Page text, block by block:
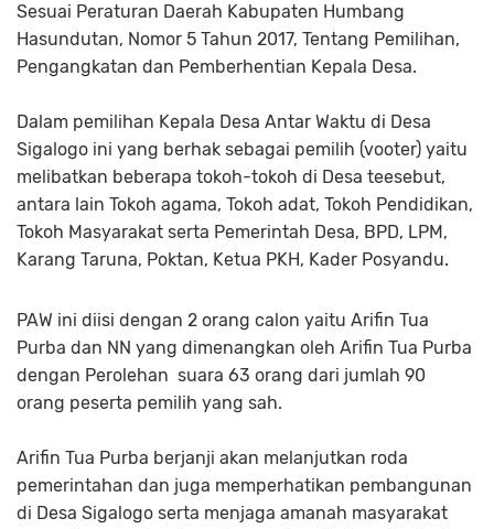
Sesuai Peraturan Daerah Kabupaten Humbang
Hasundutan, Nomor 5 Tahun 2017, Tentang Pemilihan,
Pengangkatan dan Pemberhentian Kepala Desa.
Dalam pemilihan Kepala Desa Antar Waktu di Desa
Sigalogo ini yang berhak sebagai pemilih (vooter) yaitu
melibatkan beberapa tokoh-tokoh di Desa teesebut,
antara lain Tokoh agama, Tokoh adat, Tokoh Pendidikan,
Tokoh Masyarakat serta Pemerintah Desa, BPD, LPM,
Karang Taruna, Poktan, Ketua PKH, Kader Posyandu.
PAW ini diisi dengan 2 orang calon yaitu Arifin Tua
Purba dan NN yang dimenangkan oleh Arifin Tua Purba
dengan Perolehan suara 63 orang dari jumlah 90
orang peserta pemilih yang sah.
Arifin Tua Purba berjanji akan melanjutkan roda
pemerintahan dan juga memperhatikan pembangunan
di Desa Sigalogo serta menjaga amanah masyarakat